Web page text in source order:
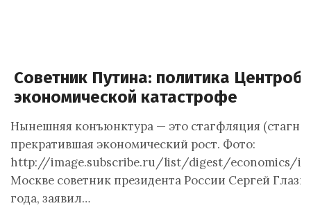
Советник Путина: политика
экономической катастрофе
Нынешняя конъюнктура — это стагфляция
прекратившая экономический рост. Фото:
http://image.subscribe.ru/list/digest/economics/
Москве советник президента России Сергей
года, заявил…